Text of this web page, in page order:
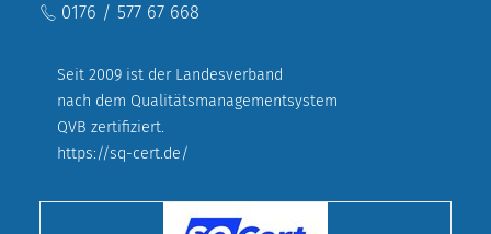
0176 / 577 67 668
Seit 2009 ist der Landesverband
nach dem Qualitätsmanagementsystem
QVB zertifiziert.
https://sq-cert.de/